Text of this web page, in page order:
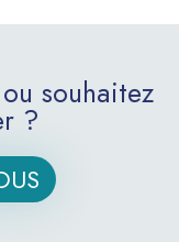
souhaitez
?